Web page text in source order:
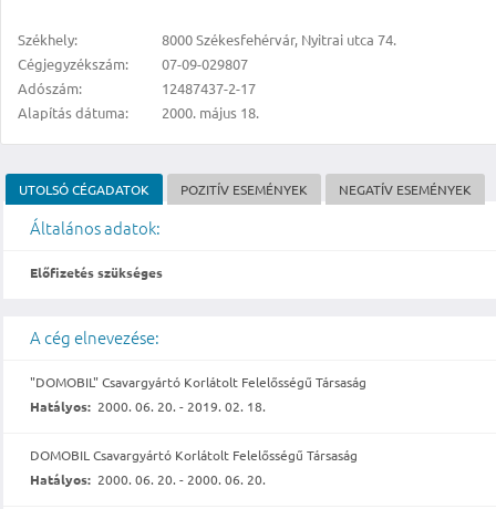
Székhely:
8000 Székesfehérvár, Nyitrai utca 74.
Cégjegyzékszám:
07-09-029807
Adószám:
12487437-2-17
Alapítás dátuma:
2000. május 18.
UTOLSÓ CÉGADATOK POZITÍV ESEMÉNYEK NEGATÍV ESEMÉNYEK
Általános adatok:
Előfizetés szükséges
A cég elnevezése:
"DOMOBIL" Csavargyártó Korlátolt Felelősségű Társaság
Hatályos: 2000. 06. 20. - 2019. 02. 18.
DOMOBIL Csavargyártó Korlátolt Felelősségű Társaság
Hatályos: 2000. 06. 20. - 2000. 06. 20.